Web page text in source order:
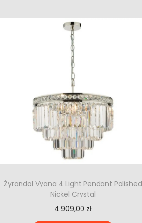
Żyrandol Vyana 4 Light Pendant Polished
Nickel Crystal
4 909,00 zł